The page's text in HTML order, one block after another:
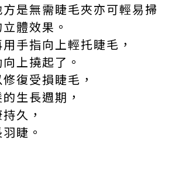
是無需睫毛夾亦可輕易掃
體效果。
手指向上輕托睫毛，
上撓起了。
復受損睫毛，
生長週期，
久，
睫。